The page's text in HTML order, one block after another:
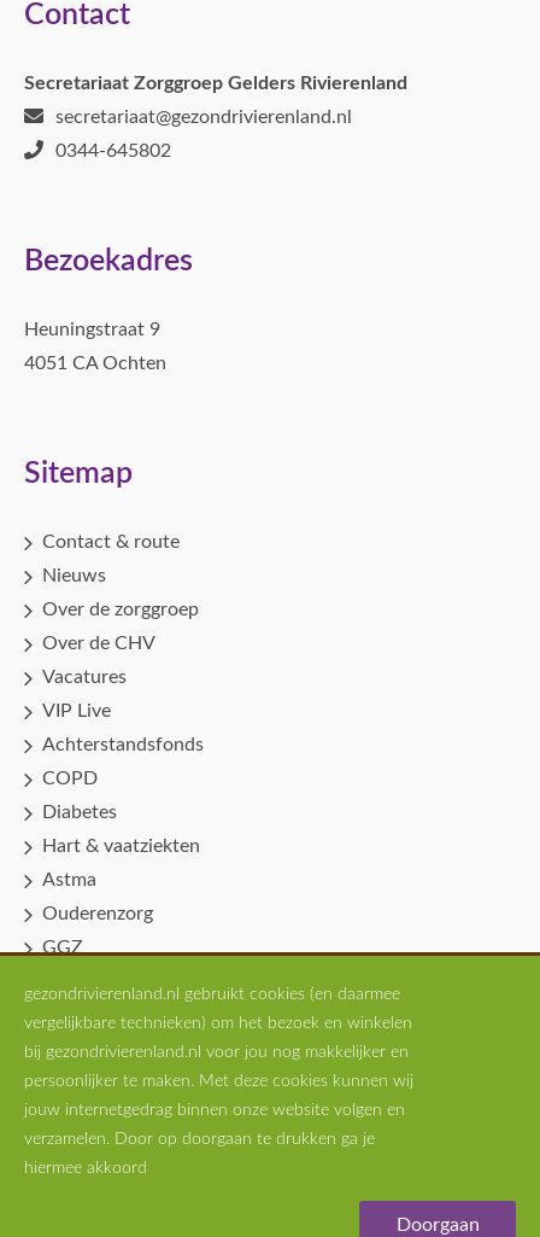
Contact
Secretariaat Zorggroep Gelders Rivierenland
secretariaat@gezondrivierenland.nl
0344-645802
Bezoekadres
Heuningstraat 9
4051 CA Ochten
Sitemap
Contact & route
Nieuws
Over de zorggroep
Over de CHV
Vacatures
VIP Live
Achterstandsfonds
COPD
Diabetes
Hart & vaatziekten
Astma
Ouderenzorg
GGZ
Professionals
Scholingen
MTVP
Copyright © 2026 -
gezondrivierenland.nl gebruikt cookies (en daarmee
vergelijkbare technieken) om het bezoek en winkelen
bij gezondrivierenland.nl voor jou nog makkelijker en
persoonlijker te maken. Met deze cookies kunnen wij
jouw internetgedrag binnen onze website volgen en
verzamelen. Door op doorgaan te drukken ga je
hiermee akkoord
Doorgaan